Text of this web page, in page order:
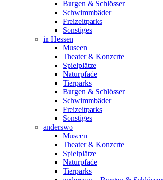
Burgen & Schlösser
Schwimmbäder
Freizeitparks
Sonstiges
in Hessen
Museen
Theater & Konzerte
Spielplätze
Naturpfade
Tierparks
Burgen & Schlösser
Schwimmbäder
Freizeitparks
Sonstiges
anderswo
Museen
Theater & Konzerte
Spielplätze
Naturpfade
Tierparks